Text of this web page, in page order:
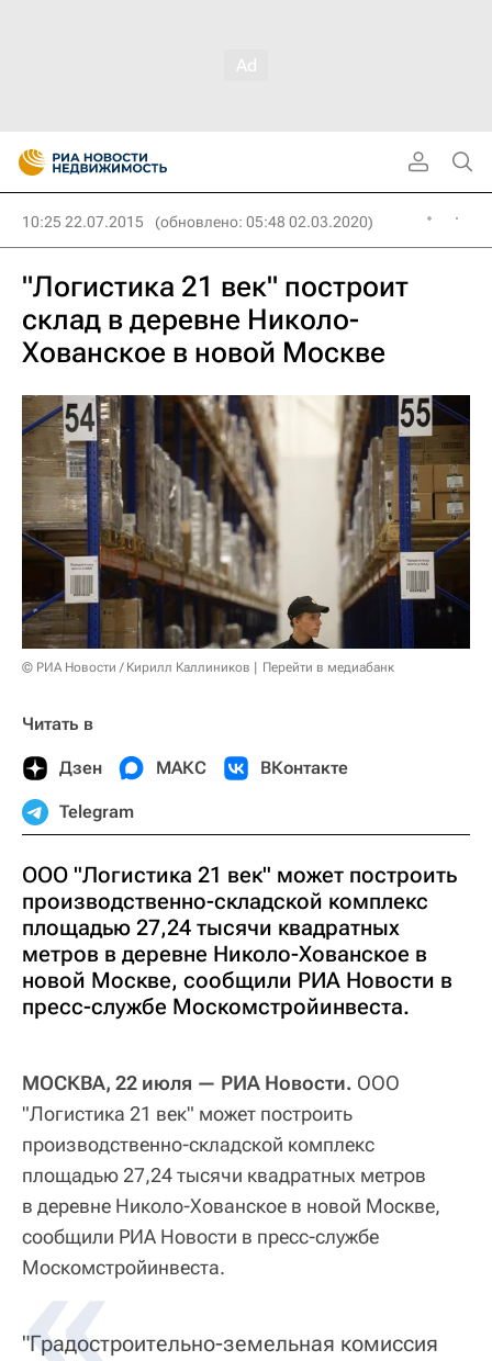
10:25 22.07.2015 (обновлено: 05:48 02.03.2020)
"Логистика 21 век" построит
склад в деревне Николо-
Хованское в новой Москве
© РИА Новости / Кирилл Каллиников Перейти в медиабанк
Читать в
Дзен МАКС ВКонтакте
Telegram
ООО "Логистика 21 век" может построить
производственно-складской комплекс
площадью 27,24 тысячи квадратных
метров в деревне Николо-Хованское в
новой Москве, сообщили РИА Новости в
пресс-службе Москомстройинвеста.
МОСКВА, 22 июля — РИА Новости. ООО
"Логистика 21 век" может построить
производственно-складской комплекс
площадью 27,24 тысячи квадратных метров
в деревне Николо-Хованское в новой Москве,
сообщили РИА Новости в пресс-службе
Москомстройинвеста.
"Градостроительно-земельная комиссия